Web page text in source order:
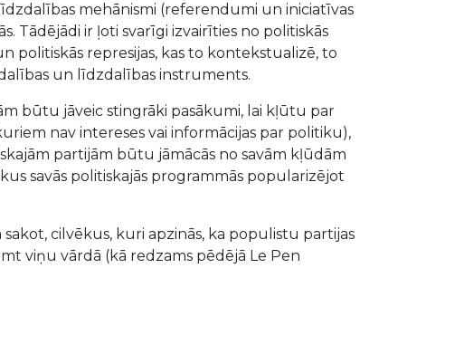
mehānismi (referendumi un iniciatīvas
Tādējādi ir ļoti svarīgi izvairīties no politiskās
represijas, kas to kontekstualizē, to
un līdzdalības instruments.
būtu jāveic stingrāki pasākumi, lai kļūtu par
nav intereses vai informācijas par politiku),
partijām būtu jāmācās no savām kļūdām
savās politiskajās programmās popularizējot
cilvēkus, kuri apzinās, ka populistu partijas
viņu vārdā (kā redzams pēdējā Le Pen